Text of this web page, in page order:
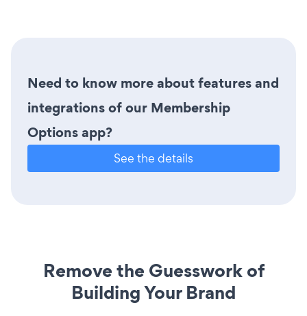
Need to know more about features and
integrations of our Membership
Options app?
See the details
Remove the Guesswork of
Building Your Brand